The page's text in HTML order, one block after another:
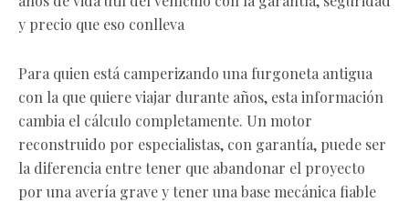
y precio que eso conlleva
Para quien está camperizando una furgoneta antigua
con la que quiere viajar durante años, esta información
cambia el cálculo completamente. Un motor
reconstruido por especialistas, con garantía, puede ser
la diferencia entre tener que abandonar el proyecto
por una avería grave y tener una base mecánica fiable